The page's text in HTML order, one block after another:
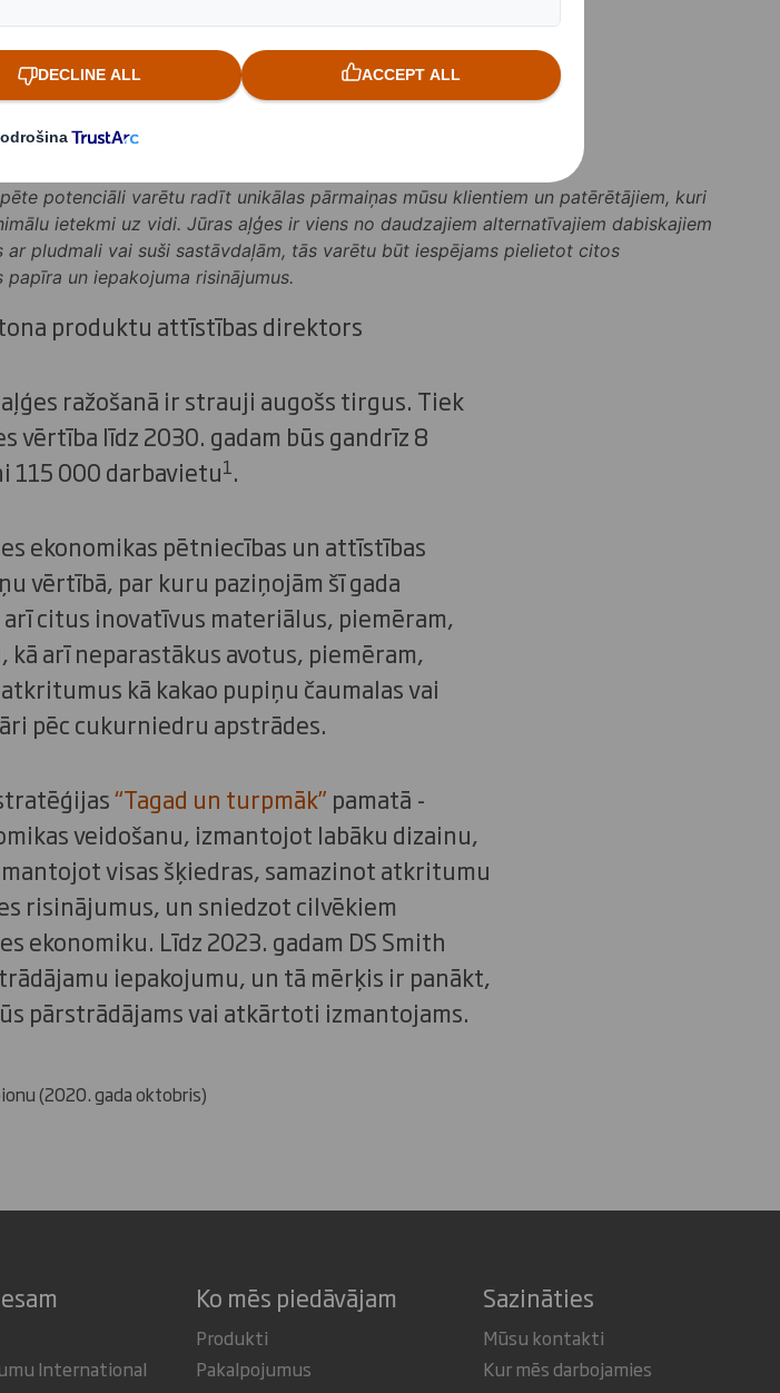
biotehnoloģiju uzņēmumiem, lai izpētītu
produktos, piemēram, kastēs, ietinamajā
potenciāli varētu radīt unikālas pārmaiņas mūsu klientiem un patērētājiem, kuri
ietekmi uz vidi. Jūras aļģes ir viens no daudzajiem alternatīvajiem dabiskajiem
pludmali vai suši sastāvdaļām, tās varētu būt iespējams pielietot citos
un iepakojuma risinājumus.
produktu attīstības direktors
ražošanā ir strauji augošs tirgus. Tiek
vērtība līdz 2030. gadam būs gandrīz 8
000 darbavietu1.
ekonomikas pētniecības un attīstības
vērtībā, par kuru paziņojām šī gada
citus inovatīvus materiālus, piemēram,
arī neparastākus avotus, piemēram,
kā kakao pupiņu čaumalas vai
pēc cukurniedru apstrādes.
“Tagad un turpmāk” pamatā -
veidošanu, izmantojot labāku dizainu,
visas šķiedras, samazinot atkritumu
risinājumus, un sniedzot cilvēkiem
ekonomiku. Līdz 2023. gadam DS Smith
iepakojumu, un tā mērķis ir panākt,
pārstrādājams vai atkārtoti izmantojams.
(2020. gada oktobris)
International
Ko mēs piedāvājam
Produkti
Pakalpojumus
Sazināties
Mūsu kontakti
Kur mēs darbojamies